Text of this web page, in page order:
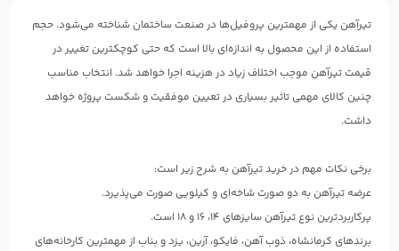
تیرآهن یکی از مهمترین پروفیل‌ها در صنعت ساختمان شناخته می‌شود. حجم
استفاده از این محصول به اندازه‌ای بالا است که حتی کوچکترین تغییر در
قیمت تیرآهن موجب اختلاف زیاد در هزینه اجرا خواهد شد. انتخاب مناسب
چنین کالای مهمی تاثیر بسیاری در تعیین موفقیت و شکست پروژه خواهد
داشت.
برخی نکات مهم در خرید تیرآهن به شرح زیر است:
عرضه تیرآهن به دو صورت شاخه‌ای و کیلویی صورت می‌پذیرد.
پرکاربردترین نوع تیرآهن سایزهای ۱۴، ۱۶ و ۱۸ است.
برندهای کرمانشاه، ذوب آهن، فایکو، آرین، یزد و بناب از مهمترین کارخانه‌های